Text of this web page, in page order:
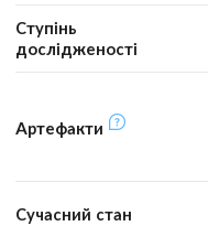
Ступінь
дослідженості
Артефакти
Сучасний стан